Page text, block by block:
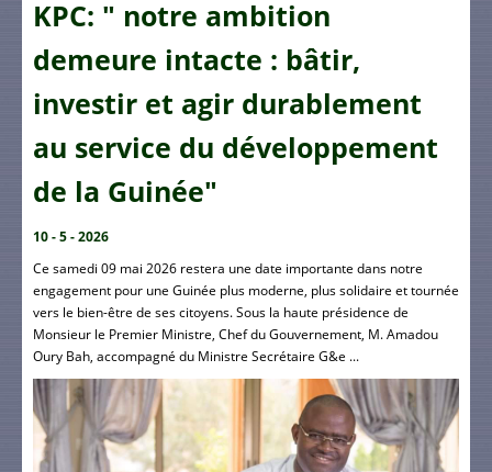
KPC: " notre ambition
demeure intacte : bâtir,
investir et agir durablement
au service du développement
de la Guinée"
10 - 5 - 2026
Ce samedi 09 mai 2026 restera une date importante dans notre
engagement pour une Guinée plus moderne, plus solidaire et tournée
vers le bien-être de ses citoyens. Sous la haute présidence de
Monsieur le Premier Ministre, Chef du Gouvernement, M. Amadou
Oury Bah, accompagné du Ministre Secrétaire G&e ...